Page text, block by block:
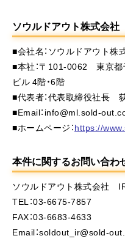
ソウルドアウト株式会
■会社名：ソウルドアウト株
■本社：〒101-0062 東京
ビル 4階・6階
■代表者：代表取締役社長
■Email：info@ml.sold-
■ホームページ：https://
本件に関するお問い合わ
ソウルドアウト株式会社
TEL：03-6675-7857
FAX：03-6683-4633
Email：soldout_ir@sold-